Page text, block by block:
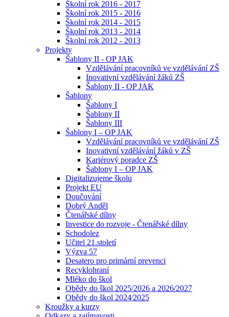
Školní rok 2016 - 2017
Školní rok 2015 - 2016
Školní rok 2014 - 2015
Školní rok 2013 - 2014
Školní rok 2012 - 2013
Projekty
Šablony II - OP JAK
Vzdělávání pracovníků ve vzdělávání ZŠ
Inovativní vzdělávání žáků ZŠ
Šablony II - OP JAK
Šablony
Šablony I
Šablony II
Šablony III
Šablony I – OP JAK
Vzdělávání pracovníků ve vzdělávání ZŠ
Inovativní vzdělávání žáků v ZŠ
Kariérový poradce ZŠ
Šablony I – OP JAK
Digitalizujeme školu
Projekt EU
Doučování
Dobrý Anděl
Čtenářské dílny
Investice do rozvoje - Čtenářské dílny
Schodolez
Učitel 21.století
Výzva 57
Desatero pro primární prevenci
Recyklohraní
Mléko do škol
Obědy do škol 2025/2026 a 2026/2027
Obědy do škol 2024⁄2025
Kroužky a kurzy